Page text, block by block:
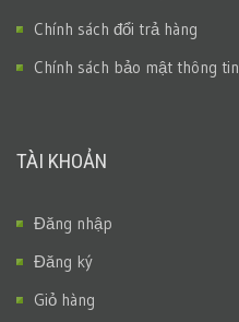
Chính sách đổi trả hàng
Chính sách bảo mật thông tin
TÀI KHOẢN
Đăng nhập
Đăng ký
Giỏ hàng